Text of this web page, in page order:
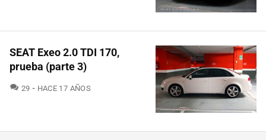
SEAT Exeo 2.0 TDI 170,
prueba (parte 3)
29 COMENTARIOS
HACE 17 AÑOS